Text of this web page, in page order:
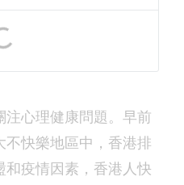
注心理健康問題。早前
不快樂地區中，香港排
和疫情因素，香港人快